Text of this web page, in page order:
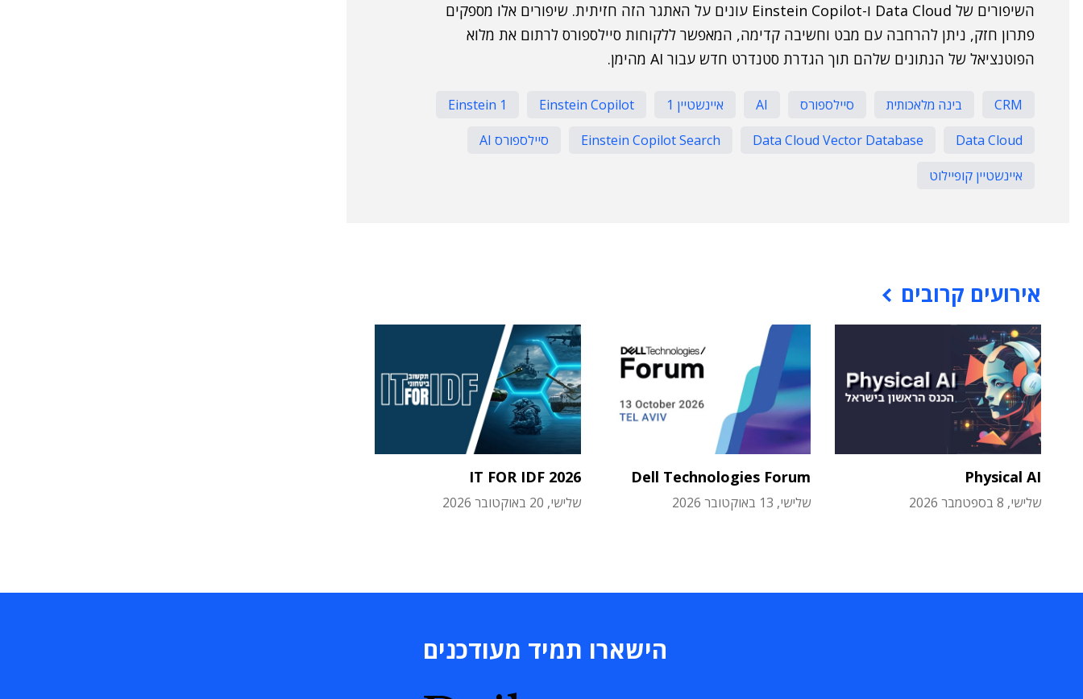
השיפורים של Data Cloud ו-Einstein Copilot עונים על האתגר הזה חזיתית. שיפורים אלו מספקים
פתרון חזק, ניתן להרחבה עם מבט וחשיבה קדימה, המאפשר ללקוחות סיילספורס לרתום את מלוא
הפוטנציאל של הנתונים שלהם תוך הגדרת סטנדרט חדש עבור AI מהימן.
CRM בינה מלאכותית סיילספורס AI איינשטיין 1 Einstein Copilot
Einstein 1
Data Cloud
Data Cloud Vector Database
Einstein Copilot Search
סיילספורס AI
איינשטיין קופיילוט
אירועים קרובים
Physical AI
שלישי, 8 בספטמבר 2026
Dell Technologies Forum
שלישי, 13 באוקטובר 2026
IT FOR IDF 2026
שלישי, 20 באוקטובר 2026
הישארו תמיד מעודכנים